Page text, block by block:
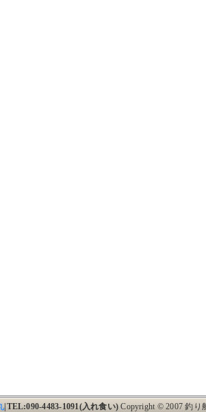
|TEL:090-4483-1091(入れ食い)Copyright © 2007 釣り